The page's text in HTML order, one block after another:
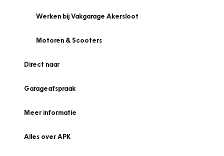
Werken bij Vakgarage Akersloot
Motoren & Scooters
Direct naar
Garageafspraak
Meer informatie
Alles over APK